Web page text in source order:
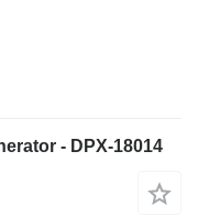
- DPX-18014